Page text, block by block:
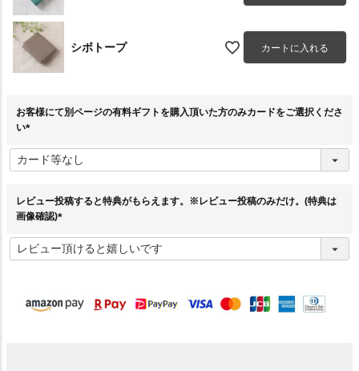
シボトープ カートに入れる
お客様にて別ページの有料ギフトを購入頂いた方のみカードをご選択くださ
い
必
須
レビュー投稿すると特典がもらえます。※レビュー投稿のみだけ。(特典は
画像確認)
必
須